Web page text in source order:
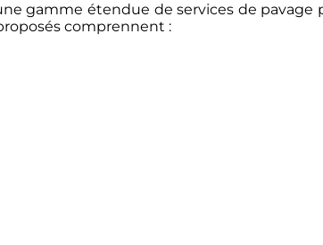
gamme étendue de services de pavage
comprennent :